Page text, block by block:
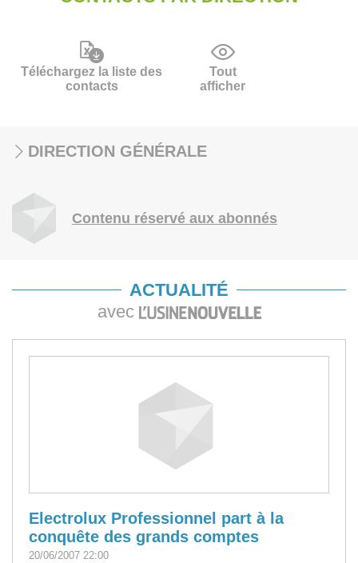
Téléchargez la liste des
contacts
Tout
afficher
DIRECTION GÉNÉRALE
Contenu réservé aux abonnés
ACTUALITÉ
avec
Electrolux Professionnel part à la
conquête des grands comptes
20/06/2007 22:00